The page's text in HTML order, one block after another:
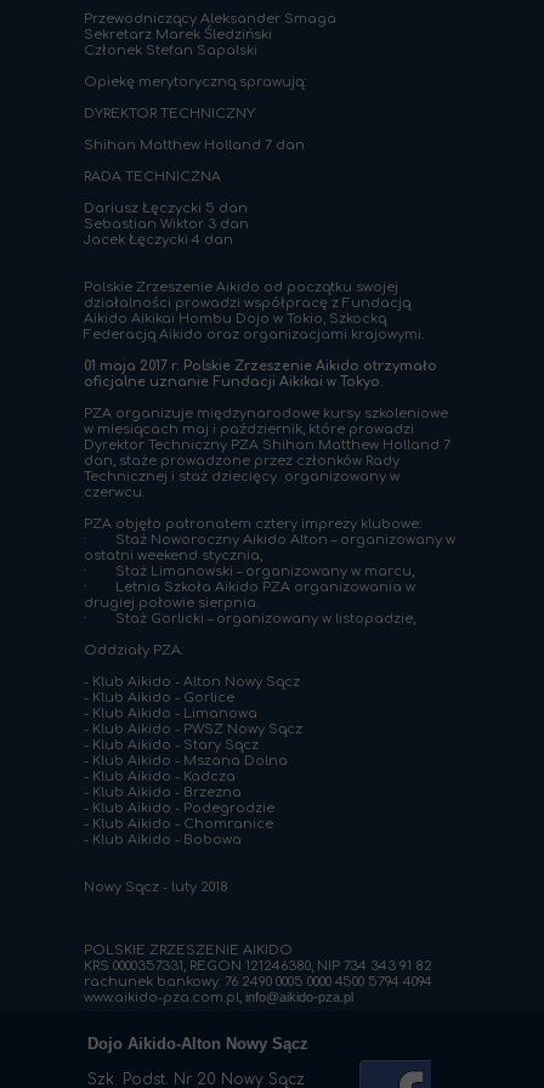
Dojo Aikido-Alton Nowy Sącz
Szk. Podst. Nr 20 Nowy Sącz
Przewodniczący Aleksander Smaga
Sekretarz Marek Śledziński
Członek Stefan Sapalski
Opiekę merytoryczną sprawują:
DYREKTOR TECHNICZNY
Shihan Matthew Holland 7 dan
RADA TECHNICZNA
Dariusz Łęczycki 5 dan
Sebastian Wiktor 3 dan
Jacek Łęczycki 4 dan
Polskie Zrzeszenie Aikido od początku swojej
działalności prowadzi współpracę z Fundacją
Aikido Aikikai Hombu Dojo w Tokio, Szkocką
Federacją Aikido oraz organizacjami krajowymi.
01 maja 2017 r. Polskie Zrzeszenie Aikido otrzymało
oficjalne uznanie Fundacji Aikikai w Tokyo.
PZA organizuje międzynarodowe kursy szkoleniowe
w miesiącach maj i październik, które prowadzi
Dyrektor Techniczny PZA Shihan Matthew Holland 7
dan, staże prowadzone przez członków Rady
Technicznej i staż dziecięcy organizowany w
czerwcu.
PZA objęło patronatem cztery imprezy klubowe:
· Staż Noworoczny Aikido Alton – organizowany w
ostatni weekend stycznia,
· Staż Limanowski – organizowany w marcu,
· Letnia Szkoła Aikido PZA organizowania w
drugiej połowie sierpnia.
· Staż Gorlicki – organizowany w listopadzie,
Oddziały PZA:
- Klub Aikido - Alton Nowy Sącz
- Klub Aikido - Gorlice
- Klub Aikido - Limanowa
- Klub Aikido - PWSZ Nowy Sącz
- Klub Aikido - Stary Sącz
- Klub Aikido - Mszana Dolna
- Klub Aikido - Kadcza
- Klub Aikido - Brzezna
- Klub Aikido - Podegrodzie
- Klub Aikido - Chomranice
- Klub Aikido - Bobowa
Nowy Sącz - luty 2018
POLSKIE ZRZESZENIE AIKIDO
KRS 0000357331, REGON 121246380, NIP 734 343 91 82
rachunek bankowy: 76 2490 0005 0000 4500 5794 4094
www.aikido-pza.com.pl, info@aikido-pza.pl